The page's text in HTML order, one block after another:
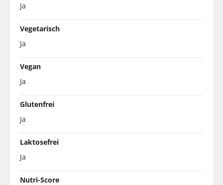
Ja
Vegetarisch
Ja
Vegan
Ja
Glutenfrei
Ja
Laktosefrei
Ja
Nutri-Score